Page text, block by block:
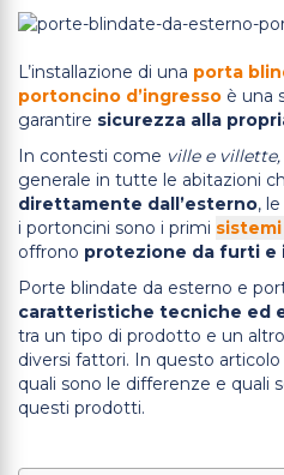
L’installazione di una porta
portoncino d’ingresso è una
garantire sicurezza alla
In contesti come ville e
generale in tutte le abitazioni
direttamente dall’esterno,
i portoncini sono i primi
offrono protezione da furti e
Porte blindate da esterno e
caratteristiche tecniche ed
tra un tipo di prodotto e un
diversi fattori. In questo
quali sono le differenze e quali
questi prodotti.